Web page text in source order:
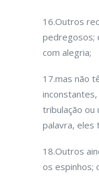
16.Outros
pedregosos;
com alegria;
17.mas não
tribulação ou
palavra, eles
18.Outros
os espinhos;